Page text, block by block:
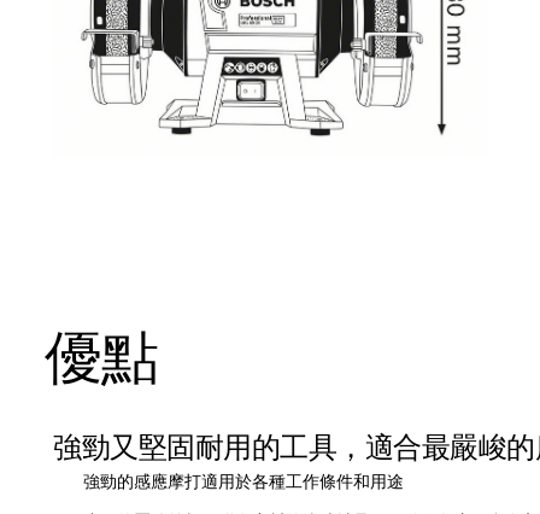
優點
強勁又堅固耐用的工具，適合最嚴峻
強勁的感應摩打適用於各種工作條件和用途